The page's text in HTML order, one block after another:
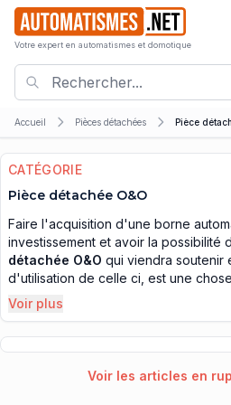
Votre expert en automatismes et domotique
Accueil Pièces détachées Pièce
CATÉGORIE
Pièce détachée O&O
Faire l'acquisition d'une borne
investissement et avoir la possibilité
détachée O&O qui viendra soutenir
d'utilisation de celle ci, est une
lorsqu'on se décide à installer une
rue pour limiter le trafic routier, il
O&O, lorsque la situation le
matériel est onéreux, ce qui est
dispositif est grandement élaboré,
Voir plus
Voir les articles en